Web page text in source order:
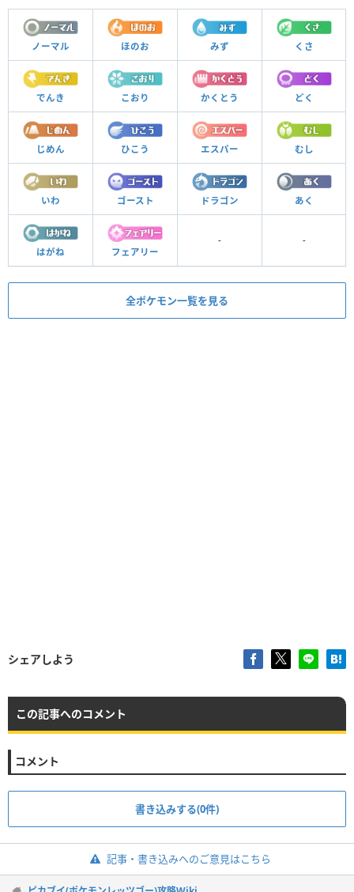
ノーマル ほのお みず くさ
でんき こおり かくとう どく
じめん ひこう エスパー むし
いわ ゴースト ドラゴン あく
はがね フェアリー
- -
全ポケモン一覧を見る
シェアしよう
この記事へのコメント
コメント
書き込みする(0件)
記事・書き込みへのご意見はこちら